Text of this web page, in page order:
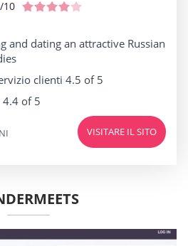
/10
and dating an attractive Russian
clienti 4.5 of 5
4.4 of 5
VISITARE IL SITO